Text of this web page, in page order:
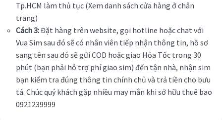
Tp.HCM làm thủ tục (Xem danh sách cửa hàng ở chân
trang)
Cách 3:Đặt hàng trên website, gọi hotline hoặc chat với
Vua Sim sau đó sẽ có nhân viên tiếp nhận thông tin, hồ sơ
sang tên sau đó sẽ gửi COD hoặc giao Hỏa Tốc trong 30
phút (bạn phải hỗ trợ phí giao sim) đến tận nhà, nhận sim
bạn kiểm tra đúng thông tin chính chủ và trả tiền cho bưu
tá. Chúc quý khách gặp nhiều may mắn khi sở hữu thuê bao
0921239999